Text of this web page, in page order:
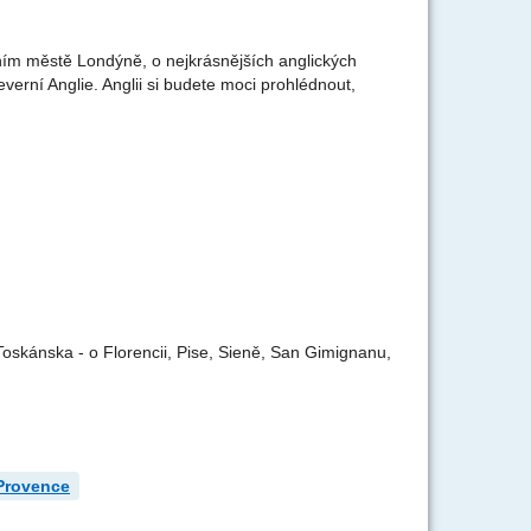
městě Londýně, o nejkrásnějších anglických
Anglie. Anglii si budete moci prohlédnout,
- o Florencii, Pise, Sieně, San Gimignanu,